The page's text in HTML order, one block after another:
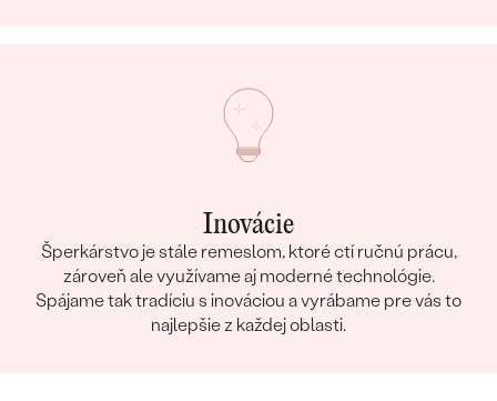
Inovácie
Šperkárstvo je stále remeslom, ktoré ctí ručnú prácu,
zároveň ale využívame aj moderné technológie.
Spájame tak tradíciu s inováciou a vyrábame pre vás to
najlepšie z každej oblasti.